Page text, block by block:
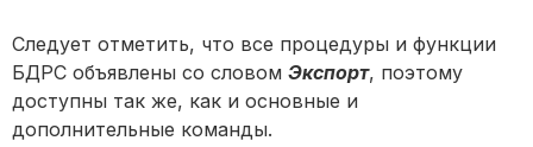
Следует отметить, что все процедуры и функции
БДРС объявлены со словом Экспорт, поэтому
доступны так же, как и основные и
дополнительные команды.